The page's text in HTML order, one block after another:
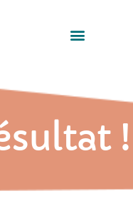
!